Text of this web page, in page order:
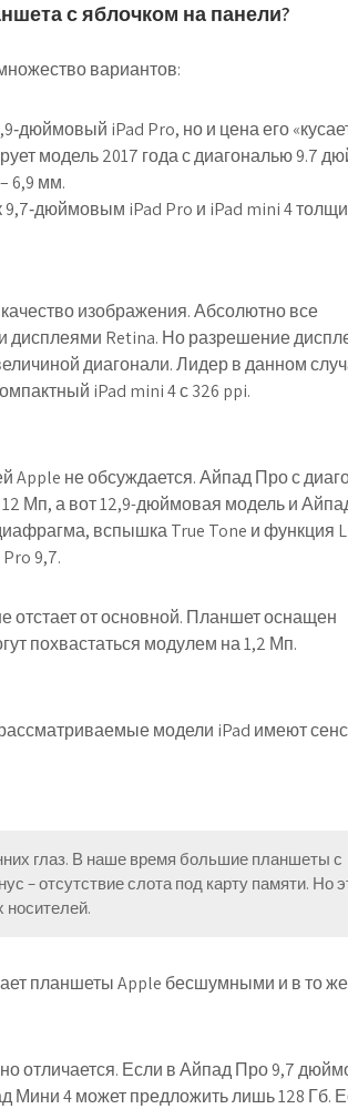
с яблочком на панели?
вариантов:
iPad Pro, но и цена его
модель 2017 года с диагональю 9.7
6,9 мм.
9,7‑дюймовым iPad Pro и iPad mini 4
изображения. Абсолютно все
Retina. Но разрешение
диагонали. Лидер в данном
iPad mini 4 с 326 ppi.
Apple не обсуждается. Айпад Про с
Мп, а вот 12,9-дюймовая модель и
вспышка True Tone и функция
9,7.
отстает от основной. Планшет оснащен
похвастаться модулем на 1,2 Мп.
модели iPad имеют
глаз. В наше время большие планшеты с
– отсутствие слота под карту памяти. Но
планшеты Apple бесшумными и в то
отличается. Если в Айпад Про 9,7
Мини 4 может предложить лишь 128 Гб.